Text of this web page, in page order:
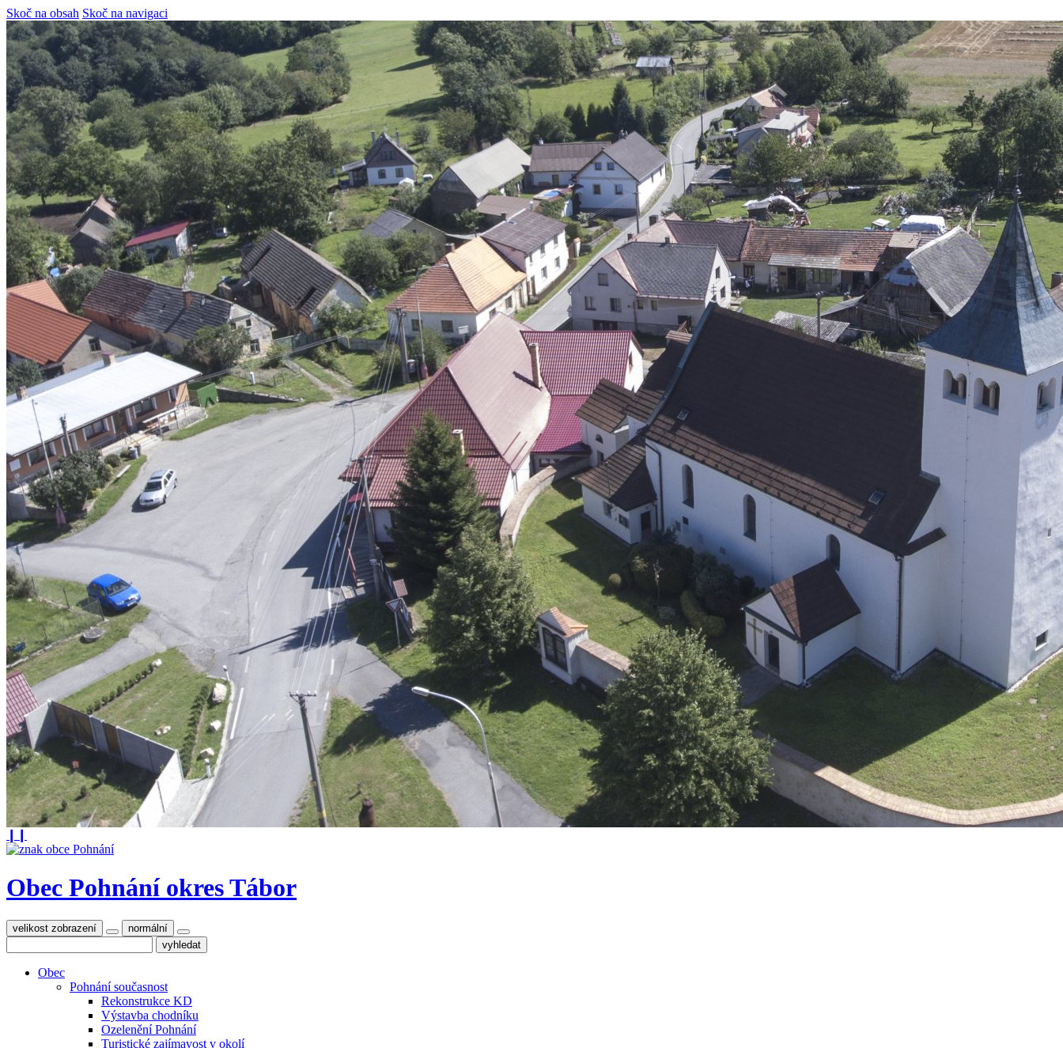
Skoč na obsah Skoč na navigaci
Obec Pohnání okres Tábor
velikost zobrazení normální
Obec
Pohnání současnost
Rekonstrukce KD
Výstavba chodníku
Ozelenění Pohnání
Turistické zajímavost v okolí